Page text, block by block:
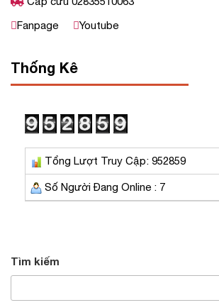
Fanpage
Youtube
Thống Kê
Tổng Lượt Truy Cập: 952859
Số Người Đang Online : 7
Tìm kiếm